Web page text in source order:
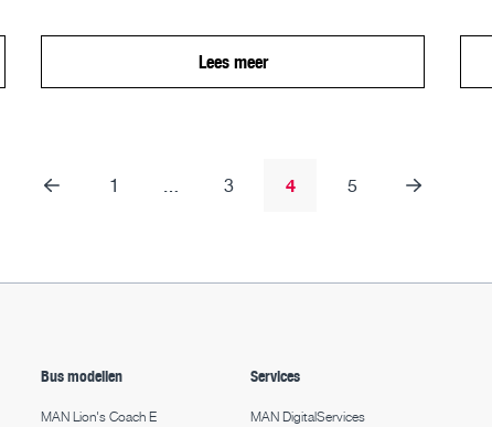
Lees meer
1 … 3 4 5
Bus modellen
MAN Lion's Coach E
Services
MAN DigitalServices